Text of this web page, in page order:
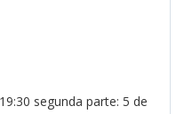
segunda parte: 5 de